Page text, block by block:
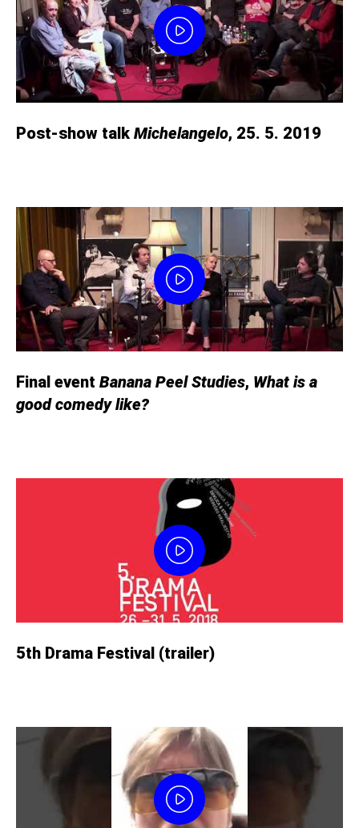
Post-show talk Michelangelo, 25. 5. 2019
Final event Banana Peel Studies, What is a
good comedy like?
5th Drama Festival (trailer)